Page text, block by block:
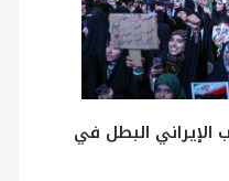
البطل في